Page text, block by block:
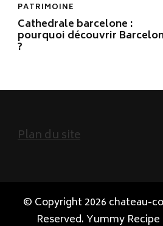
PATRIMOINE
Cathedrale barcelone :
pourquoi découvrir
?
Plan du site
© Copyright 2026 chateau-
Reserved.Yummy